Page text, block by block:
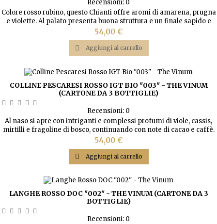
Recensioni: 0
Colore rosso rubino, questo Chianti offre aromi di amarena, prugna
e violette. Al palato presenta buona struttura e un finale sapido e
avvolgente.
Prezzo
54,00 €
 Aggiungi al carrello
COLLINE PESCARESI ROSSO IGT BIO "003" - THE VINUM
(CARTONE DA 3 BOTTIGLIE)
Recensioni: 0
Al naso si apre con intriganti e complessi profumi di viole, cassis,
mirtilli e fragoline di bosco, continuando con note di cacao e caffè.
Leggeri sentori di grafite e goudron completano un finale
avvolgente.
Prezzo
54,00 €
 Aggiungi al carrello
LANGHE ROSSO DOC "002" - THE VINUM (CARTONE DA 3
BOTTIGLIE)
Recensioni: 0